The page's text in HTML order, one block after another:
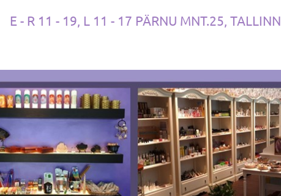
E - R 11 - 19, L 11 - 17 PÄRNU MNT.25, TALLINN